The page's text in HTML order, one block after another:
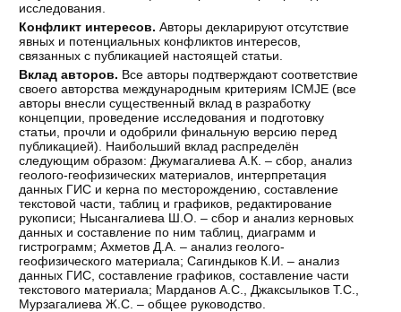
исследования.
Конфликт интересов. Авторы декларируют отсутствие
явных и потенциальных конфликтов интересов,
связанных с публикацией настоящей статьи.
Вклад авторов. Все авторы подтверждают соответствие
своего авторства международным критериям ICMJE (все
авторы внесли существенный вклад в разработку
концепции, проведение исследования и подготовку
статьи, прочли и одобрили финальную версию перед
публикацией). Наибольший вклад распределён
следующим образом: Джумагалиева А.К. – сбор, анализ
геолого-геофизических материалов, интерпретация
данных ГИС и керна по месторождению, составление
текстовой части, таблиц и графиков, редактирование
рукописи; Нысангалиева Ш.О. – сбор и анализ керновых
данных и составление по ним таблиц, диаграмм и
гистрограмм; Ахметов Д.А. – анализ геолого-
геофизического материала; Сагиндыков К.И. – анализ
данных ГИС, составление графиков, составление части
текстового материала; Марданов А.С., Джаксылыков Т.С.,
Мурзагалиева Ж.С. – общее руководство.